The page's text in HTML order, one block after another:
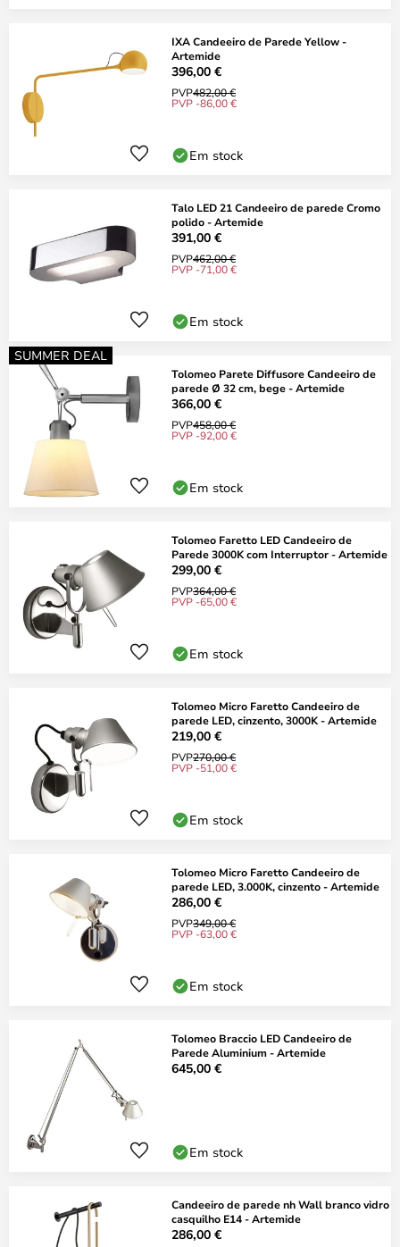
IXA Candeeiro de Parede Yellow -
Artemide
396,00 €
PVP482,00 €
PVP -86,00 €
Em stock
Talo LED 21 Candeeiro de parede Cromo
polido - Artemide
391,00 €
PVP462,00 €
PVP -71,00 €
Em stock
SUMMER DEAL
Tolomeo Parete Diffusore Candeeiro de
parede Ø 32 cm, bege - Artemide
366,00 €
PVP458,00 €
PVP -92,00 €
Em stock
Tolomeo Faretto LED Candeeiro de
Parede 3000K com Interruptor - Artemide
299,00 €
PVP364,00 €
PVP -65,00 €
Em stock
Tolomeo Micro Faretto Candeeiro de
parede LED, cinzento, 3000K - Artemide
219,00 €
PVP270,00 €
PVP -51,00 €
Em stock
Tolomeo Micro Faretto Candeeiro de
parede LED, 3.000K, cinzento - Artemide
286,00 €
PVP349,00 €
PVP -63,00 €
Em stock
Tolomeo Braccio LED Candeeiro de
Parede Aluminium - Artemide
645,00 €
Em stock
Candeeiro de parede nh Wall branco vidro
casquilho E14 - Artemide
286,00 €